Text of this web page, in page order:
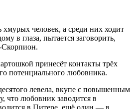
хмурых человек, а среди них ходит
в глаза, пытается заговорить,
принесёт контакты трёх
потенциального любовника.
левела, вкупе с повышенным
что любовник заводится в
в Питере, ещё один — в